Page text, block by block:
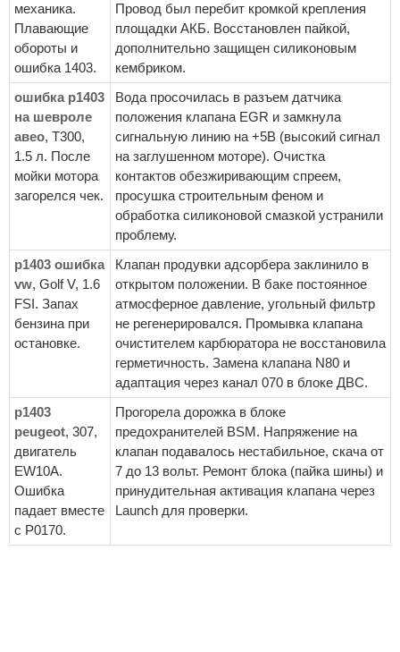
механика.
Плавающие
обороты и
ошибка 1403.
Провод был перебит кромкой крепления
площадки АКБ. Восстановлен пайкой,
дополнительно защищен силиконовым
кембриком.
ошибка p1403
на шевроле
авео, Т300,
1.5 л. После
мойки мотора
загорелся чек.
Вода просочилась в разъем датчика
положения клапана EGR и замкнула
сигнальную линию на +5В (высокий сигнал
на заглушенном моторе). Очистка
контактов обезжиривающим спреем,
просушка строительным феном и
обработка силиконовой смазкой устранили
проблему.
p1403 ошибка
vw, Golf V, 1.6
FSI. Запах
бензина при
остановке.
Клапан продувки адсорбера заклинило в
открытом положении. В баке постоянное
атмосферное давление, угольный фильтр
не регенерировался. Промывка клапана
очистителем карбюратора не восстановила
герметичность. Замена клапана N80 и
адаптация через канал 070 в блоке ДВС.
p1403
peugeot, 307,
двигатель
EW10A.
Ошибка
падает вместе
с P0170.
Прогорела дорожка в блоке
предохранителей BSM. Напряжение на
клапан подавалось нестабильное, скача от
7 до 13 вольт. Ремонт блока (пайка шины) и
принудительная активация клапана через
Launch для проверки.